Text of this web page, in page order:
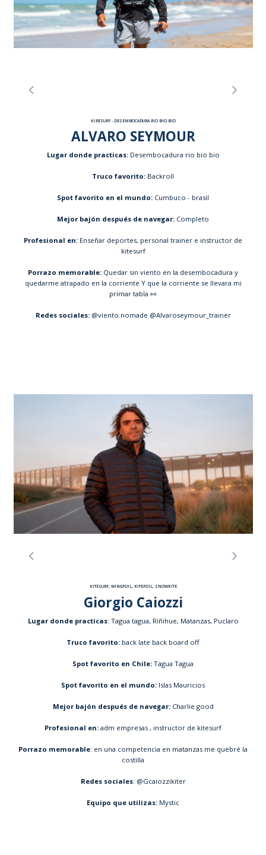
KIRESURF - DESEMBOCADURA RIO BIO BIO
ALVARO SEYMOUR
Lugar donde practicas: Desembocadura rio bio bio
Truco favorito: Backroll
Spot favorito en el mundo: Cumbuco - brasil
Mejor bajón después de navegar: Completo
Profesional en: Enseñar deportes, personal trainer e instructor de
kitesurf
Porrazo memorable: Quedar sin viento en la desembocadura y
quedarme atrapado en la corriente Y que la corriente se llevara mi
primar tabla 👀
Redes sociales: @viento.nomade @Alvaroseymour_trainer
KITESURF, WINGFOIL, KITEFOIL, SNOWKITE
Giorgio Caiozzi
Lugar donde practicas: Tagua tagua, Riñihue, Matanzas, Puclaro
Truco favorito: back late back board off
Spot favorito en Chile: Tagua Tagua
Spot favorito en el mundo: Islas Mauricios
Mejor bajón después de navegar:Charlie good
Profesional en: adm empresas , instructor de kitesurf
Porrazo memorable: en una competencia en matanzas me quebré la
costilla
Redes sociales: @Gcaiozzikiter
Equipo que utilizas: Mystic